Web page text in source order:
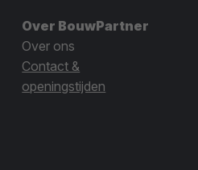
Over BouwPartner
Over ons
Contact &
openingstijden